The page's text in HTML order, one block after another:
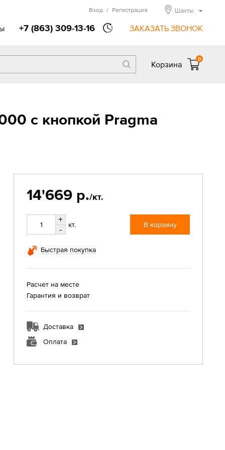
+7 (863) 309-13-16 ЗАКАЗАТЬ ЗВОНОК
Вход / Регистрация Шахты
Корзина
0
с кнопкой Pragma
14'669 р./кт.
+
-
кт. В корзину
Быстрая покупка
Расчет на месте
Гарантия и возврат
Доставка
Оплата